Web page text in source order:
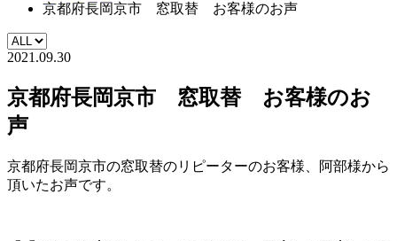
京都府長岡京市 窓取替 お客様のお声
2021.09.30
京都府長岡京市 窓取替 お客様のお
声
京都府長岡京市の窓取替のリピーターのお客様、阿部様から
頂いたお声です。